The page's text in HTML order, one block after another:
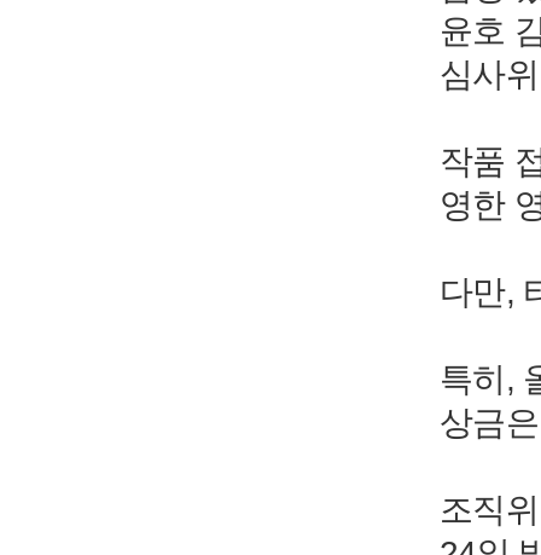
윤호
심사
작품
영한
다만,
특히,
상금
조직